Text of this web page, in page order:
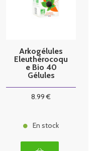
Arkogélules
Eleuthérocoqu
e Bio 40
Gélules
8.99 €
En stock